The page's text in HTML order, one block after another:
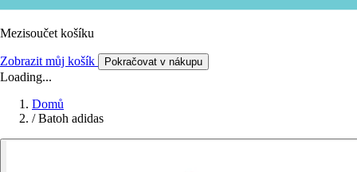
Mezisoučet košíku
Zobrazit můj košík Pokračovat v nákupu
Loading...
Domů
/ Batoh adidas